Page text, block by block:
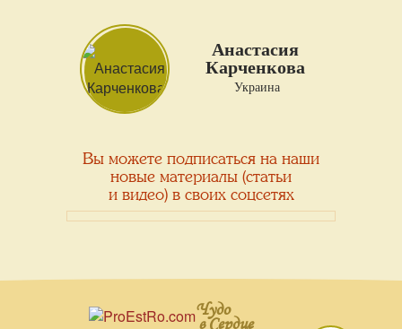
Анастасия
Карченкова
Украина
Вы можете подписаться на наши
новые материалы (статьи
и видео) в своих соцсетях
Чудо
в Сердце